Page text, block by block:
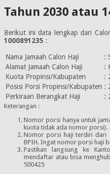
Tahun 2030 atau
Berikut ini data lengkap dari
1000891235 :
Nama Jamaah Calon Haji :
Alamat Jamaah Calon Haji
:
Kuota Propinsi/Kabupaten
:
Posisi Porsi Propinsi/Kabupaten :
Perkiraan Berangkat Haji
:
Keterangan :
Nomor porsi hanya untuk
kuota tidak ada nomor porsi).
Nomor porsi haji terdiri dari
BPIH. Ingat nomor porsi haji
Pastikan langsung ke
mendaftar atau bisa
500425